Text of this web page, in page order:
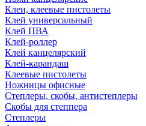
Клеи, клеевые пистолеты
Клей универсальный
Клей ПВА
Клей-роллер
Клей канцелярский
Клей-карандаш
Клеевые пистолеты
Ножницы офисные
Степлеры, скобы, антистеплеры
Скобы для степпера
Степлеры